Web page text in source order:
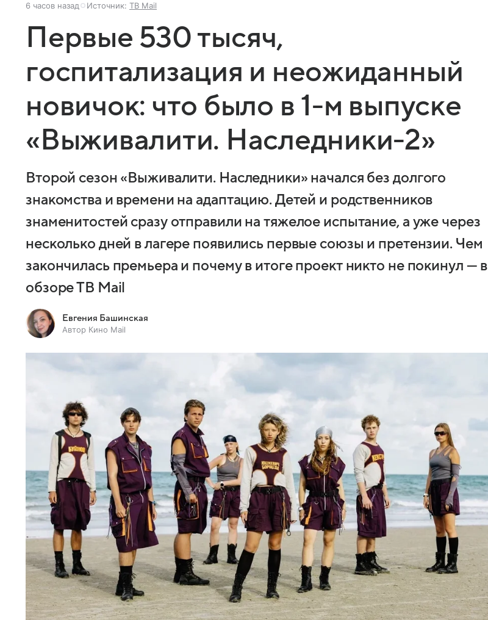
6 часов назад Источник: ТВ Mail
Первые 530 тысяч,
госпитализация и неожиданный
новичок: что было в 1-м выпуске
«Выживалити. Наследники-2»
Второй сезон «Выживалити. Наследники» начался без долгого
знакомства и времени на адаптацию. Детей и родственников
знаменитостей сразу отправили на тяжелое испытание, а уже через
несколько дней в лагере появились первые союзы и претензии. Чем
закончилась премьера и почему в итоге проект никто не покинул — в
обзоре ТВ Mail
Евгения Башинская
Автор Кино Mail